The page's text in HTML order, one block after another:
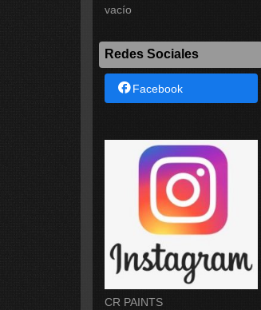
vacío
Redes Sociales
Facebook
CR PAINTS